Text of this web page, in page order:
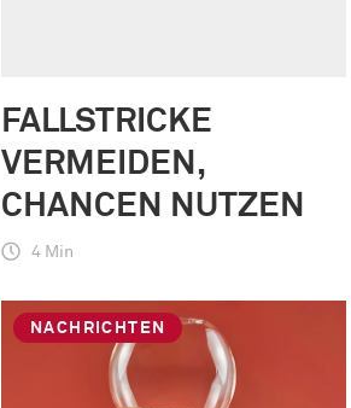
FALLSTRICKE
VERMEIDEN,
CHANCEN NUTZEN
4 Min
NACHRICHTEN